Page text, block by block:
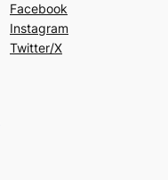
Facebook
Instagram
Twitter/X